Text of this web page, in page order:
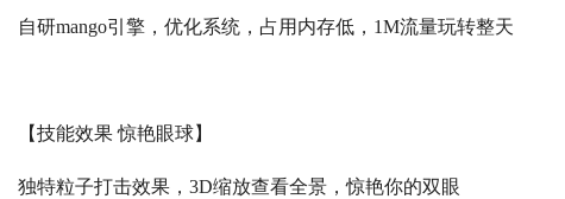
自研mango引擎，优化系统，占用内存低， 1M流量玩转整天
【技能效果 惊艳眼球】
独特粒子打击效果，3D缩放查看全景，惊艳你的双眼